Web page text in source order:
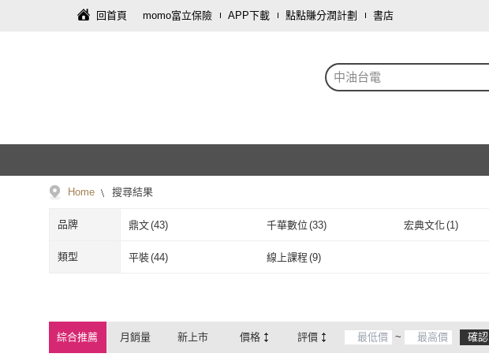
回首頁 momo富立保險 APP下載 點點賺分潤計劃 書店
中油台電
Home 搜尋結果
品牌 鼎文(43) 千華數位 (33) 宏典文化(1)
鼎文( 千華數位
類型 平裝(44) 線上課程 (9)
綜合推薦 月銷量 新上市 價格 評價 ~ 確認